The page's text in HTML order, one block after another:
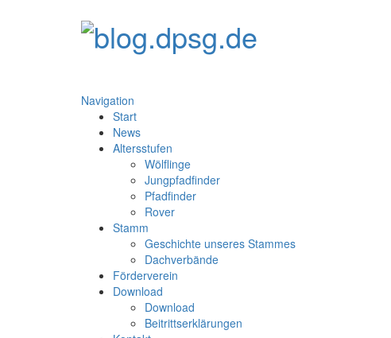
Navigation
Start
News
Altersstufen
Wölflinge
Jungpfadfinder
Pfadfinder
Rover
Stamm
Geschichte unseres Stammes
Dachverbände
Förderverein
Download
Download
Beitrittserklärungen